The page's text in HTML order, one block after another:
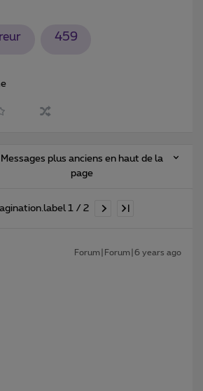
459
Messages plus anciens en haut de la
page
1 / 2
Forum|Forum|6 years ago